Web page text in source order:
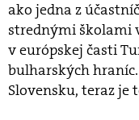
ako jedna z
strednými školami
v európskej časti
bulharských
Slovensku, teraz je